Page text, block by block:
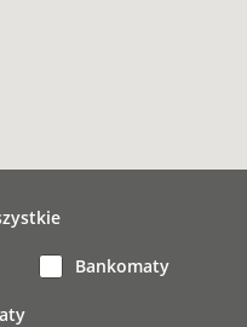
Bankomaty